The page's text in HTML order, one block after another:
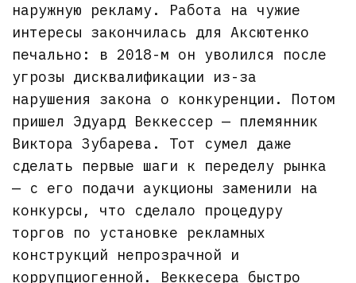
наружную рекламу. Работа на чужие
интересы закончилась для Аксютенко
печально: в 2018-м он уволился после
угрозы дисквалификации из-за
нарушения закона о конкуренции. Потом
пришел Эдуард Веккессер — племянник
Виктора Зубарева. Тот сумел даже
сделать первые шаги к переделу рынка
— с его подачи аукционы заменили на
конкурсы, что сделало процедуру
торгов по установке рекламных
конструкций непрозрачной и
коррупциогенной. Веккесера быстро